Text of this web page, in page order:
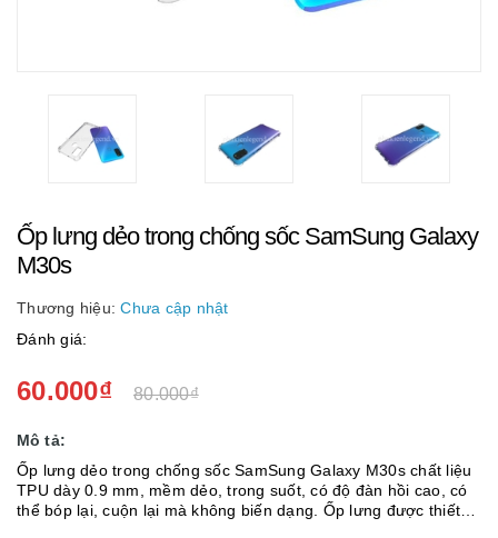
Ốp lưng dẻo trong chống sốc SamSung Galaxy
M30s
Thương hiệu: Chưa cập nhật
Đánh giá:
60.000₫ 80.000₫
Mô tả:
Ốp lưng dẻo trong chống sốc SamSung Galaxy M30s chất liệu
TPU dày 0.9 mm, mềm dẻo, trong suốt, có độ đàn hồi cao, có
thể bóp lại, cuộn lại mà không biến dạng. Ốp lưng được thiết